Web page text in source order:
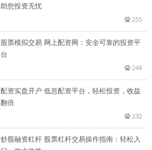
助您投资无忧
255
股票模拟交易 网上配资网：安全可靠的投资平
台
248
配资实盘开户 低息配资平台，轻松投资，收益
翻倍
232
炒股融资杠杆 股票杠杆交易操作指南：轻松入